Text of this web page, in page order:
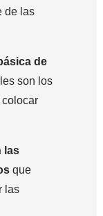
de las
de
son los
las
que
las